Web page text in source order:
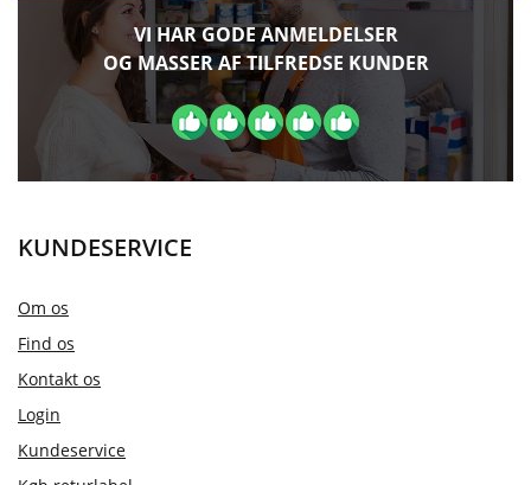
VI HAR GODE ANMELDELSER
OG MASSER AF TILFREDSE KUNDER
KUNDESERVICE
Om os
Find os
Kontakt os
Login
Kundeservice